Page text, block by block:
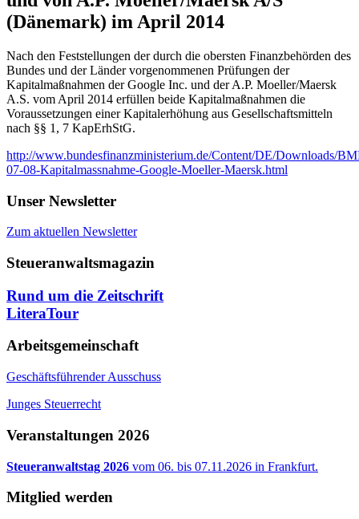
(Dänemark) im April 2014
Nach den Feststellungen der durch die obersten Finanzbehörden des
Bundes und der Länder vorgenommenen Prüfungen der
Kapitalmaßnahmen der Google Inc. und der A.P. Moeller/Maersk
A.S. vom April 2014 erfüllen beide Kapitalmaßnahmen die
Voraussetzungen einer Kapitalerhöhung aus Gesellschaftsmitteln
nach §§ 1, 7 KapErhStG.
http://www.bundesfinanzministerium.de/Content/DE/Downloads/
07-08-Kapitalmassnahme-Google-Moeller-Maersk.html
Unser Newsletter
Zum aktuellen Newsletter
Steueranwaltsmagazin
Rund um die Zeitschrift
LiteraTour
Arbeitsgemeinschaft
Geschäftsführender Ausschuss
Junges Steuerrecht
Veranstaltungen 2026
Steueranwaltstag 2026 vom 06. bis 07.11.2026 in Frankfurt.
Mitglied werden